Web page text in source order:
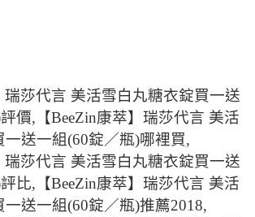
瑞莎代言 美活雪白丸糖衣錠買一送
價,【BeeZin康萃】瑞莎代言 美活
一送一組(60錠／瓶)哪裡買,
瑞莎代言 美活雪白丸糖衣錠買一送
比,【BeeZin康萃】瑞莎代言 美活
送一組(60錠／瓶)推薦2018,